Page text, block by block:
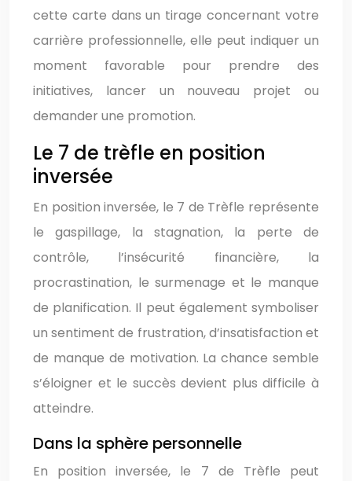
cette carte dans un tirage concernant votre
carrière professionnelle, elle peut indiquer un
moment favorable pour prendre des
initiatives, lancer un nouveau projet ou
demander une promotion.
Le 7 de trèfle en position
inversée
En position inversée, le 7 de Trèfle représente
le gaspillage, la stagnation, la perte de
contrôle, l’insécurité financière, la
procrastination, le surmenage et le manque
de planification. Il peut également symboliser
un sentiment de frustration, d’insatisfaction et
de manque de motivation. La chance semble
s’éloigner et le succès devient plus difficile à
atteindre.
Dans la sphère personnelle
En position inversée, le 7 de Trèfle peut